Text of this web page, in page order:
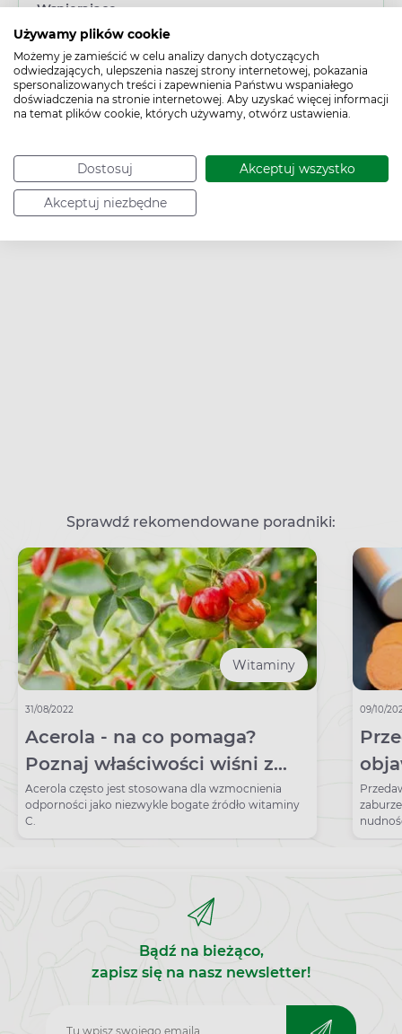
Używamy plików cookie
Możemy je zamieścić w celu analizy danych dotyczących
odwiedzających, ulepszenia naszej strony internetowej, pokazania
spersonalizowanych treści i zapewnienia Państwu wspaniałego
doświadczenia na stronie internetowej. Aby uzyskać więcej informacji
na temat plików cookie, których używamy, otwórz ustawienia.
Dostosuj Akceptuj wszystko
Akceptuj niezbędne
Wspierające
Problem:
Obniżona odporność
Sprawdź rekomendowane poradniki:
Witaminy
31/08/2022
Acerola - na co pomaga?
Poznaj właściwości wiśni z
Barbados
Acerola często jest stosowana dla wzmocnienia
odporności jako niezwykle bogate źródło witaminy
C.
09/10/
jest
Bądź na bieżąco,
zapisz się na nasz newsletter!
Zapisz